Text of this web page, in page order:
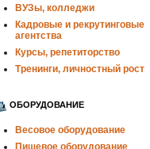
ВУЗы, колледжи
Кадровые и рекрутинговые
агентства
Курсы, репетиторство
Тренинги, личностный рост
ОБОРУДОВАНИЕ
Весовое оборудование
Пищевое оборудование